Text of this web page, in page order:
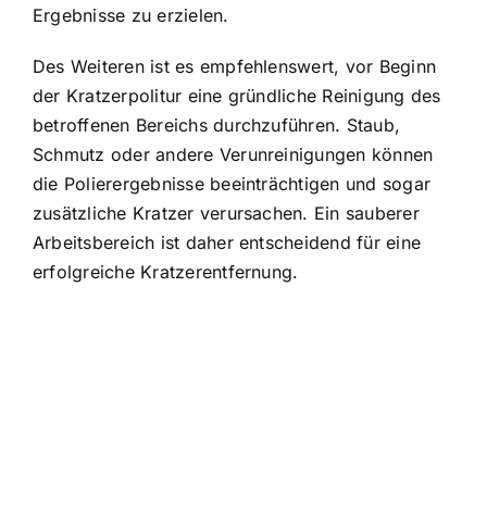
Ergebnisse zu erzielen.
Des Weiteren ist es empfehlenswert, vor Beginn
der Kratzerpolitur eine gründliche Reinigung des
betroffenen Bereichs durchzuführen. Staub,
Schmutz oder andere Verunreinigungen können
die Polierergebnisse beeinträchtigen und sogar
zusätzliche Kratzer verursachen. Ein sauberer
Arbeitsbereich ist daher entscheidend für eine
erfolgreiche Kratzerentfernung.